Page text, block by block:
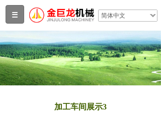
简体中文
加工车间展示3